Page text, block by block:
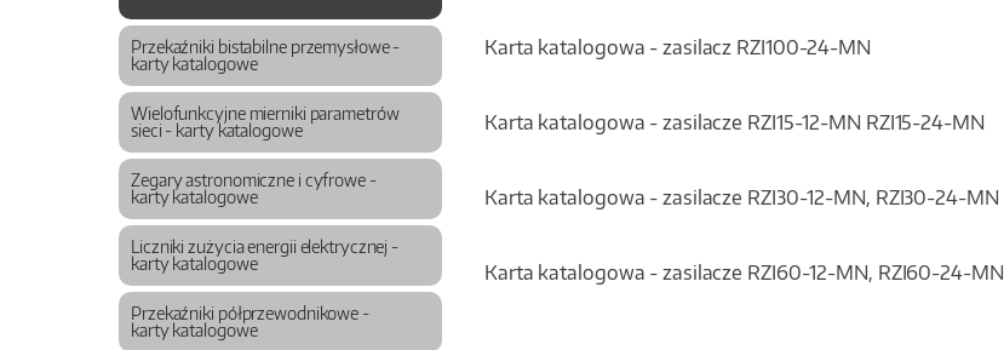
Przekaźniki bistabilne przemysłowe -
karty katalogowe
Wielofunkcyjne mierniki parametrów
sieci - karty katalogowe
Zegary astronomiczne i cyfrowe -
karty katalogowe
Liczniki zużycia energii elektrycznej -
karty katalogowe
Przekaźniki półprzewodnikowe -
karty katalogowe
Karta katalogowa - zasilacz RZI100-24-MN
Karta katalogowa - zasilacze RZI15-12-MN RZI15-24-MN
Karta katalogowa - zasilacze RZI30-12-MN, RZI30-24-MN
Karta katalogowa - zasilacze RZI60-12-MN, RZI60-24-MN